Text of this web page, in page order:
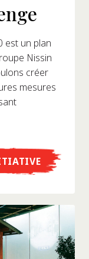
est un plan
Nissin
créer
mesures